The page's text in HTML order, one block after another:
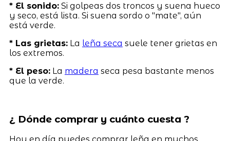
* El sonido:Si golpeas dos troncos y suena hueco
y seco, está lista. Si suena sordo o "mate", aún
está verde.
* Las grietas:La leña seca suele tener grietas en
los extremos.
* El peso:La madera seca pesa bastante menos
que la verde.
¿ Dónde comprar y cuánto cuesta ?